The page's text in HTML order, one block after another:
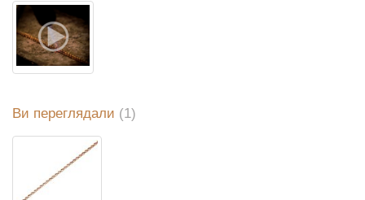
Ви переглядали (1)